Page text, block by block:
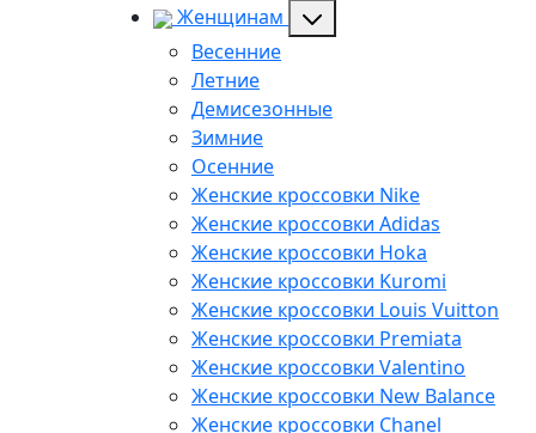
Женщинам
Весенние
Летние
Демисезонные
Зимние
Осенние
Женские кроссовки Nike
Женские кроссовки Adidas
Женские кроссовки Hoka
Женские кроссовки Kuromi
Женские кроссовки Louis Vuitton
Женские кроссовки Premiata
Женские кроссовки Valentino
Женские кроссовки New Balance
Женские кроссовки Chanel